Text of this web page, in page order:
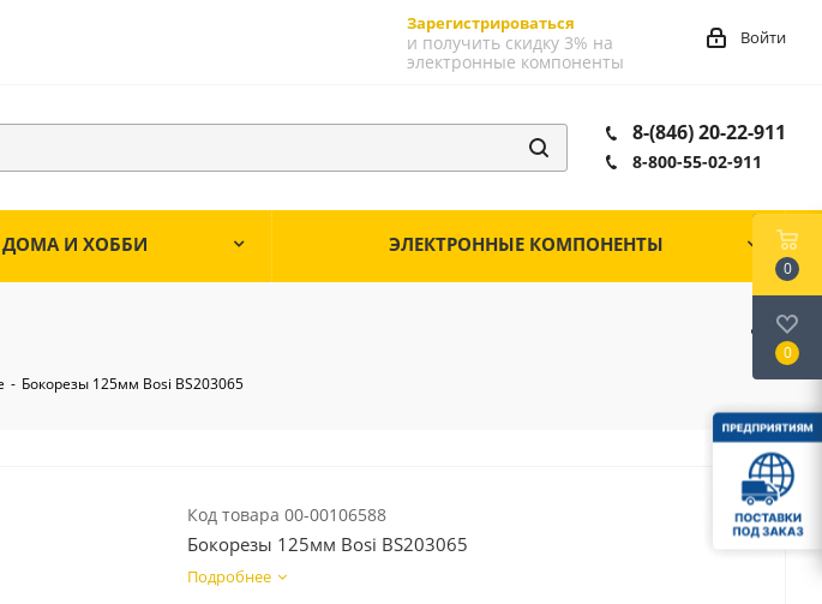
Зарегистрироваться
и получить скидку 3% на
электронные компоненты
Войти
8-(846) 20-22-911
8-800-55-02-911
И ХОББИ ЭЛЕКТРОННЫЕ КОМПОНЕНТЫ
- Бокорезы 125мм Bosi BS203065
Код товара 00-00106588
Бокорезы 125мм Bosi BS203065
Подробнее
0
0